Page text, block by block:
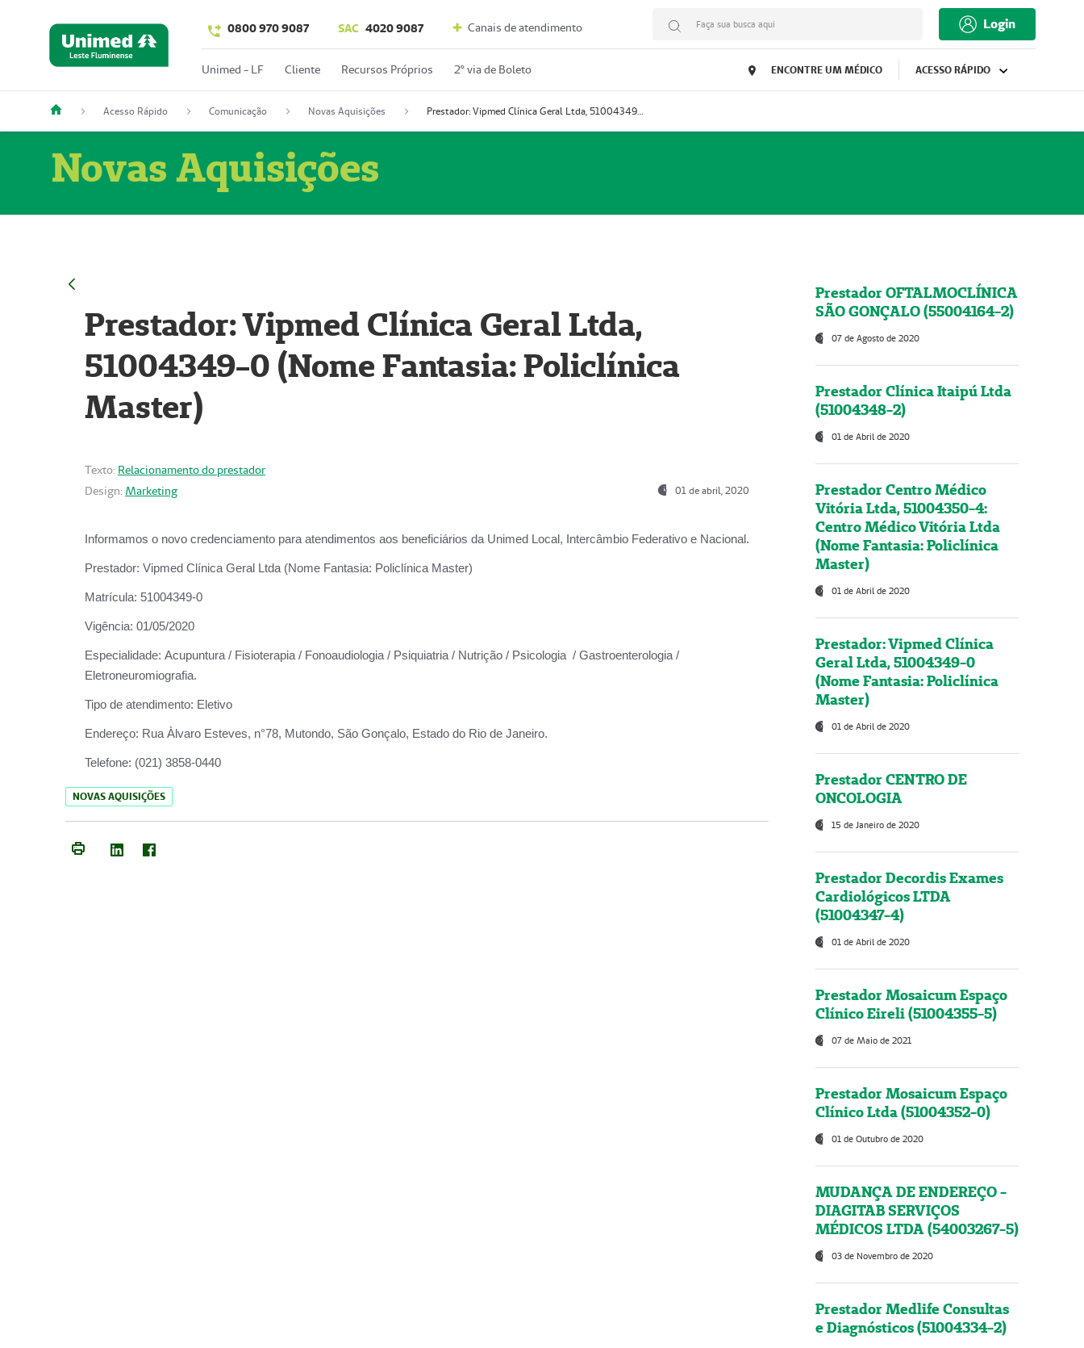
0800 970 9087 SAC 4020 9087 Canais de atendimento Faça sua busca aqui Login
Unimed - LF Cliente Recursos Próprios 2º via de Boleto ENCONTRE UM MÉDICO ACESSO RÁPIDO
Acesso Rápido Comunicação Novas Aquisições Prestador: Vipmed Clínica Geral Ltda, 51004349-0 (Nome Fantasia: Policlínica Master)
Novas Aquisições
Prestador: Vipmed Clínica Geral Ltda,
51004349-0 (Nome Fantasia: Policlínica
Master)
Texto: Relacionamento do prestador
Design: Marketing 01 de abril, 2020
Informamos o novo credenciamento para atendimentos aos beneficiários da Unimed Local, Intercâmbio Federativo e Nacional.
Prestador: Vipmed Clínica Geral Ltda (Nome Fantasia: Policlínica Master)
Matrícula: 51004349-0
Vigência: 01/05/2020
Especialidade: Acupuntura / Fisioterapia / Fonoaudiologia / Psiquiatria / Nutrição / Psicologia / Gastroenterologia /
Eletroneuromiografia.
Tipo de atendimento: Eletivo
Endereço: Rua Àlvaro Esteves, n°78, Mutondo, São Gonçalo, Estado do Rio de Janeiro.
Telefone: (021) 3858-0440
NOVAS AQUISIÇÕES
Prestador OFTALMOCLÍNICA
SÃO GONÇALO (55004164-2)
07 de Agosto de 2020
Prestador Clínica Itaipú Ltda
(51004348-2)
01 de Abril de 2020
Prestador Centro Médico
Vitória Ltda, 51004350-4:
Centro Médico Vitória Ltda
(Nome Fantasia: Policlínica
Master)
01 de Abril de 2020
Prestador: Vipmed Clínica
Geral Ltda, 51004349-0
(Nome Fantasia: Policlínica
Master)
01 de Abril de 2020
Prestador CENTRO DE
ONCOLOGIA
15 de Janeiro de 2020
Prestador Decordis Exames
Cardiológicos LTDA
(51004347-4)
01 de Abril de 2020
Prestador Mosaicum Espaço
Clínico Eireli (51004355-5)
07 de Maio de 2021
Prestador Mosaicum Espaço
Clínico Ltda (51004352-0)
01 de Outubro de 2020
MUDANÇA DE ENDEREÇO -
DIAGITAB SERVIÇOS
MÉDICOS LTDA (54003267-5)
03 de Novembro de 2020
Prestador Medlife Consultas
e Diagnósticos (51004334-2)